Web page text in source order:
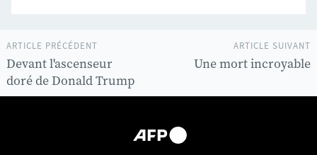
ARTICLE SUIVANT
Une mort incroyable
ARTICLE PRÉCÉDENT
Devant l'ascenseur
doré de Donald Trump